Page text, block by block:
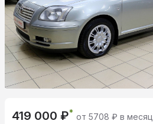
419 000 ₽* от 5708 ₽ в месяц